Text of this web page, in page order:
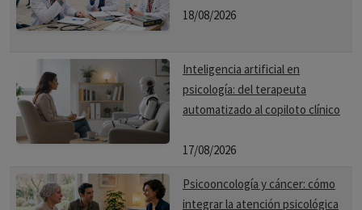
18/08/2026
Inteligencia artificial en
psicología: del terapeuta
automatizado al copiloto clínico
17/08/2026
Psicooncología y cáncer: cómo
integrar la atención psicológica